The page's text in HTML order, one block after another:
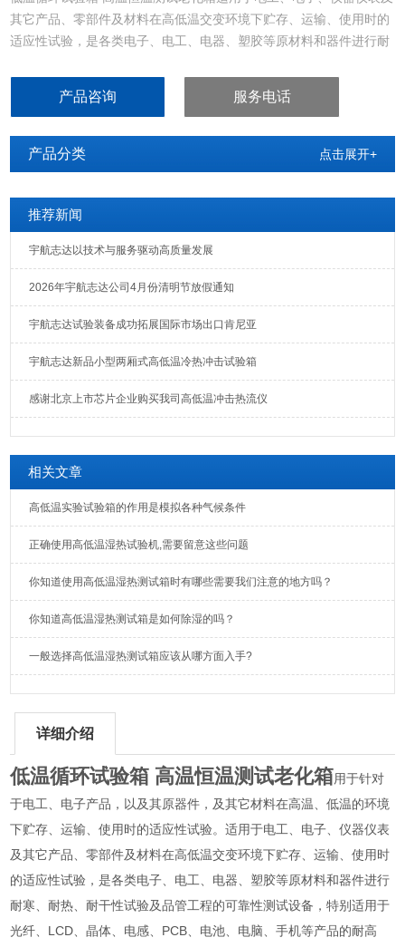
其它产品、零部件及材料在高低温交变环境下贮存、运输、使用时的
适应性试验，是各类电子、电工、电器、塑胶等原材料和器件进行耐
耐低温循环试验。
产品咨询 服务电话
产品分类 点击展开+
推荐新闻
宇航志达以技术与服务驱动高质量发展
2026年宇航志达公司4月份清明节放假通知
宇航志达试验装备成功拓展国际市场出口肯尼亚
宇航志达新品小型两厢式高低温冷热冲击试验箱
感谢北京上市芯片企业购买我司高低温冲击热流仪
相关文章
高低温实验试验箱的作用是模拟各种气候条件
正确使用高低温湿热试验机,需要留意这些问题
你知道使用高低温湿热测试箱时有哪些需要我们注意的地方吗？
你知道高低温湿热测试箱是如何除湿的吗？
一般选择高低温湿热测试箱应该从哪方面入手?
详细介绍
低温循环试验箱 高温恒温测试老化箱用于针对
于电工、电子产品，以及其原器件，及其它材料在高温、低温的环境
下贮存、运输、使用时的适应性试验。适用于电工、电子、仪器仪表
及其它产品、零部件及材料在高低温交变环境下贮存、运输、使用时
的适应性试验，是各类电子、电工、电器、塑胶等原材料和器件进行
耐寒、耐热、耐干性试验及品管工程的可靠性测试设备，特别适用于
光纤、LCD、晶体、电感、PCB、电池、电脑、手机等产品的耐高